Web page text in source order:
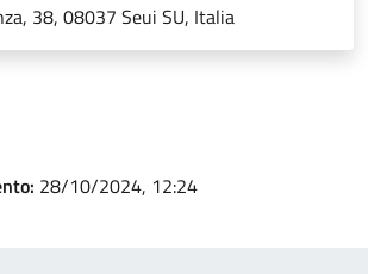
38, 08037 Seui SU, Italia
28/10/2024, 12:24